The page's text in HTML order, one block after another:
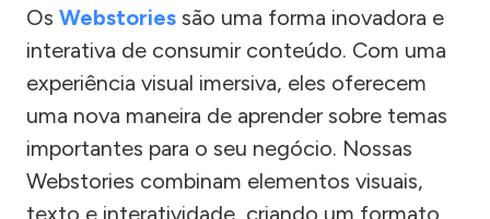
Os Webstories são uma forma inovadora e
interativa de consumir conteúdo. Com uma
experiência visual imersiva, eles oferecem
uma nova maneira de aprender sobre temas
importantes para o seu negócio. Nossas
Webstories combinam elementos visuais,
texto e interatividade, criando um formato